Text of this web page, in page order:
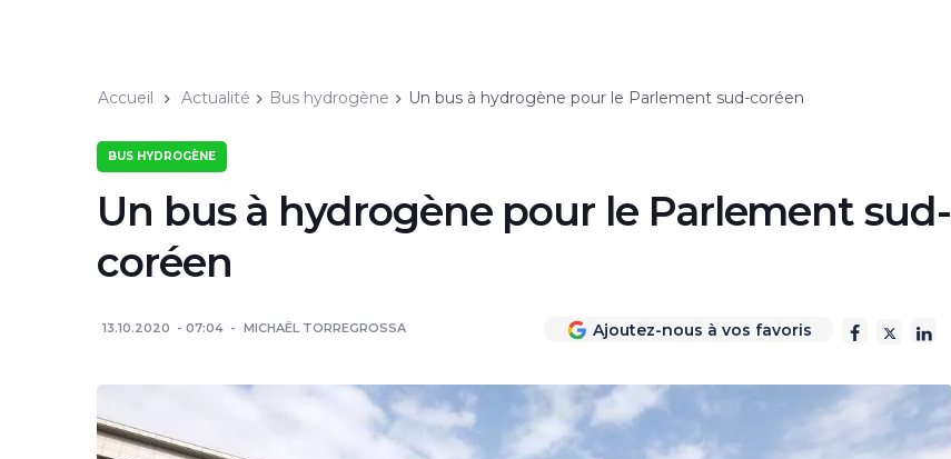
Accueil Actualité Bus hydrogène Un bus à hydrogène pour le Parlement sud-coréen
BUS HYDROGÈNE
Un bus à hydrogène pour le Parlement sud-
coréen
13.10.2020 07:04 MICHAËL TORREGROSSA Ajoutez-nous à vos favoris